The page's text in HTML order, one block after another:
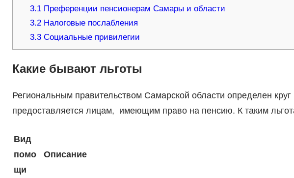
3.1 Преференции пенсионерам Самары и области
3.2 Налоговые послабления
3.3 Социальные привилегии
Какие бывают льготы
Региональным правительством Самарской области определен
предоставляется лицам, имеющим право на пенсию. К таким
Вид
помо
щи
Описание